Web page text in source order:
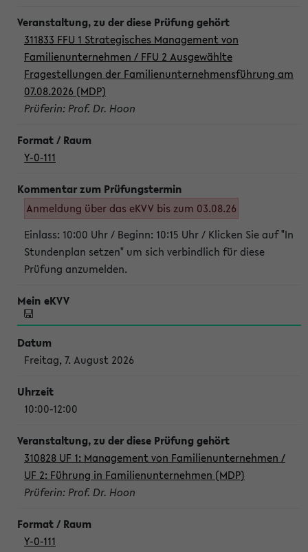
311833 FFU 1 Strategisches Management von
Familienunternehmen / FFU 2 Ausgewählte
Fragestellungen der Familienunternehmensführung am
07.08.2026 (MDP)
Prüferin: Prof. Dr. Hoon
Y-0-111
Anmeldung über das eKVV bis zum 03.08.26
Einlass: 10:00 Uhr / Beginn: 10:15 Uhr / Klicken Sie auf "In
Stundenplan setzen" um sich verbindlich für diese
Prüfung anzumelden.
Freitag, 7. August 2026
10:00-12:00
310828 UF 1: Management von Familienunternehmen /
UF 2: Führung in Familienunternehmen (MDP)
Prüferin: Prof. Dr. Hoon
Y-0-111